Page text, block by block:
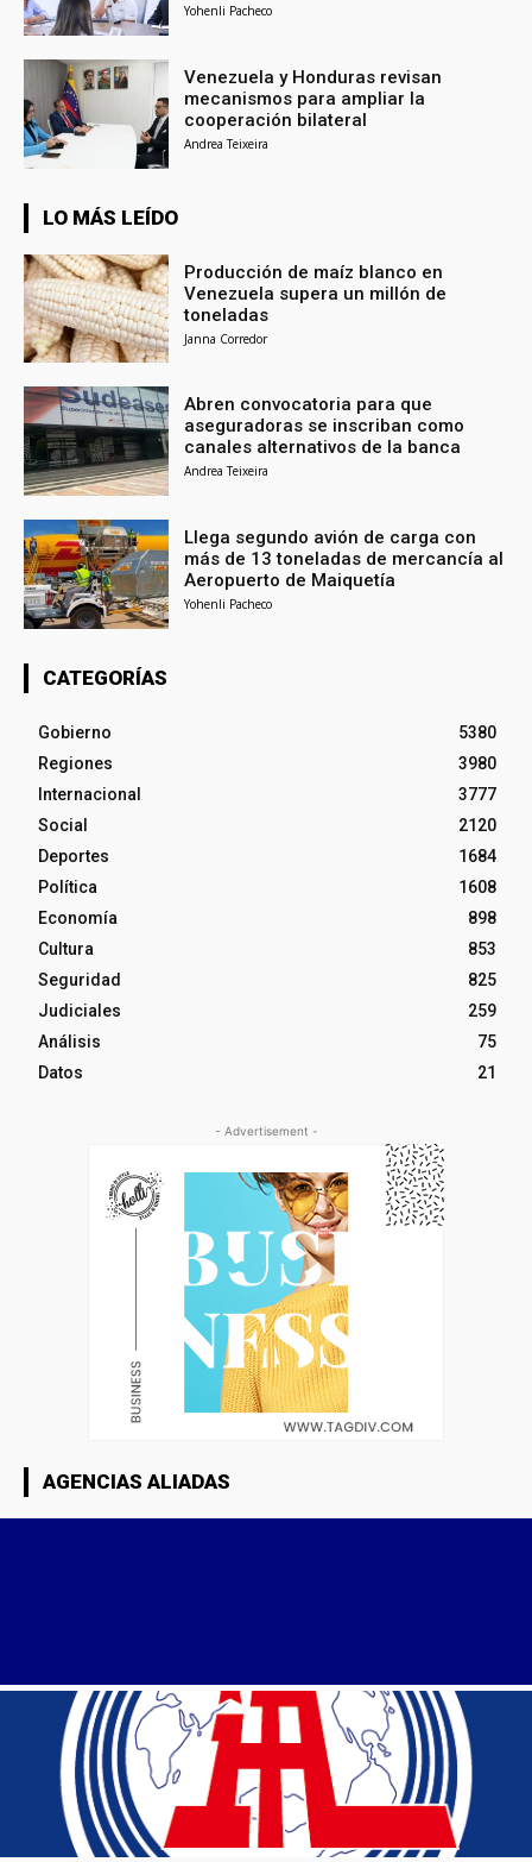
Yohenli Pacheco
Venezuela y Honduras revisan
mecanismos para ampliar la
cooperación bilateral
Andrea Teixeira
LO MÁS LEÍDO
Producción de maíz blanco en
Venezuela supera un millón de
toneladas
Janna Corredor
Abren convocatoria para que
aseguradoras se inscriban como
canales alternativos de la banca
Andrea Teixeira
Llega segundo avión de carga con
más de 13 toneladas de mercancía al
Aeropuerto de Maiquetía
Yohenli Pacheco
CATEGORÍAS
Gobierno
5380
Regiones
3980
Internacional
3777
Social
2120
Deportes
1684
Política
1608
Economía
898
Cultura
853
Seguridad
825
Judiciales
259
Análisis
75
Datos
21
- Advertisement -
AGENCIAS ALIADAS